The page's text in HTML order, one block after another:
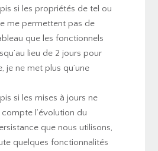
si les propriétés de tel ou
me permettent pas de
que les fonctionnels
lieu de 2 jours pour
je ne met plus qu’une
si les mises à jours ne
l’évolution du
que nous utilisons,
quelques fonctionnalités